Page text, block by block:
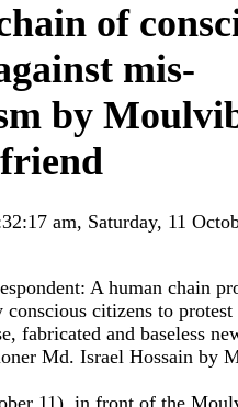
of
mis-
by
friend
am, Saturday, 11
A human chain
conscious citizens to protest
fabricated and baseless
Md. Israel Hossain by